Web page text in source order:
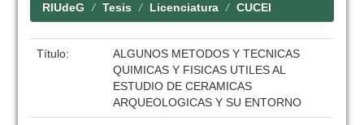
RIUdeG Tesis Licenciatura CUCEI
Título:
ALGUNOS METODOS Y TECNICAS
QUIMICAS Y FISICAS UTILES AL
ESTUDIO DE CERAMICAS
ARQUEOLOGICAS Y SU ENTORNO